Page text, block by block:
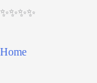
✨✨✨✨
Home